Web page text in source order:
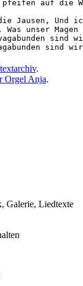
auf die
Jausen,
Was unser
sind
.
Orgel Anja.
Galerie, Liedtexte